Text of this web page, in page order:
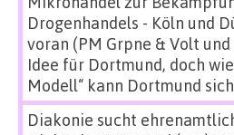
Drogenhandels - Köln und
voran (PM Grpne & Volt und
Idee für Dortmund, doch
Modell“ kann Dortmund
Diakonie sucht